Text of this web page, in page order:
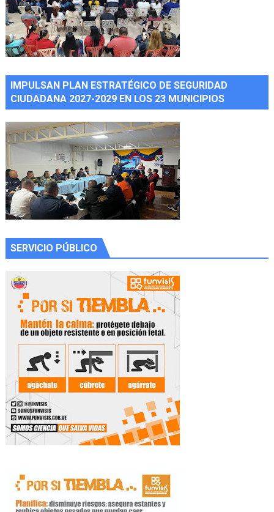
IMPULSAN PLAN ESTRATÉGICO DE SEGURIDAD
CIUDADANA 2027-2029 EN LOS 23 MUNICIPIOS
SERVICIO PÚBLICO